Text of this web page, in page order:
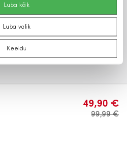
Luba kõik
Luba valik
Keeldu
49,90 €
99,99 €